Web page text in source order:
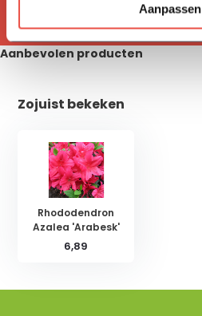
Aanpassen
Aanbevolen producten
Zojuist bekeken
Rhododendron
Azalea 'Arabesk'
6,89